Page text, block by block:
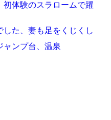
初体験のスラロームで躍
た、妻も足をくじくし
ャンプ台、温泉